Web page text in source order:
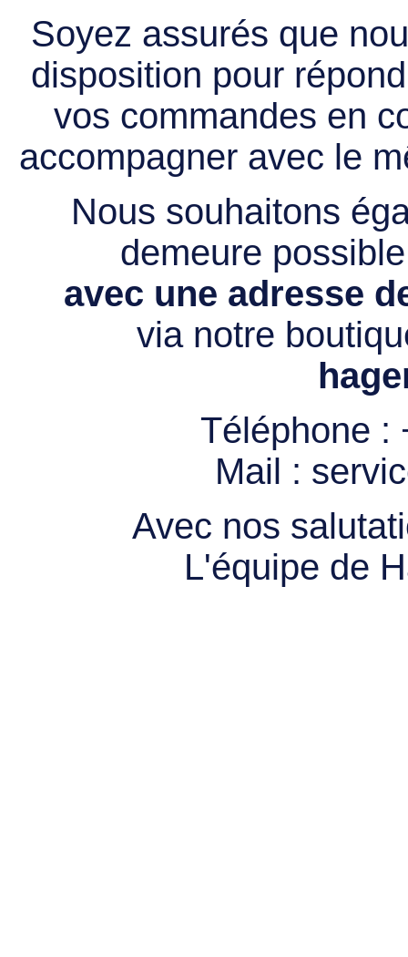
Soyez assurés que
disposition pour
vos commandes en
accompagner avec le
Nous souhaitons
demeure
avec une adresse
via notre
Téléphone :
Mail :
Avec nos
L'équipe de